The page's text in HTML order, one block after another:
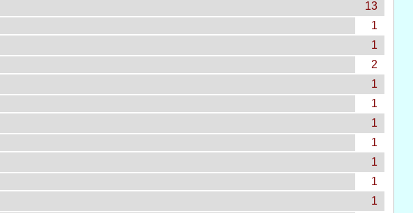
13
1
1
2
1
1
1
1
1
1
1